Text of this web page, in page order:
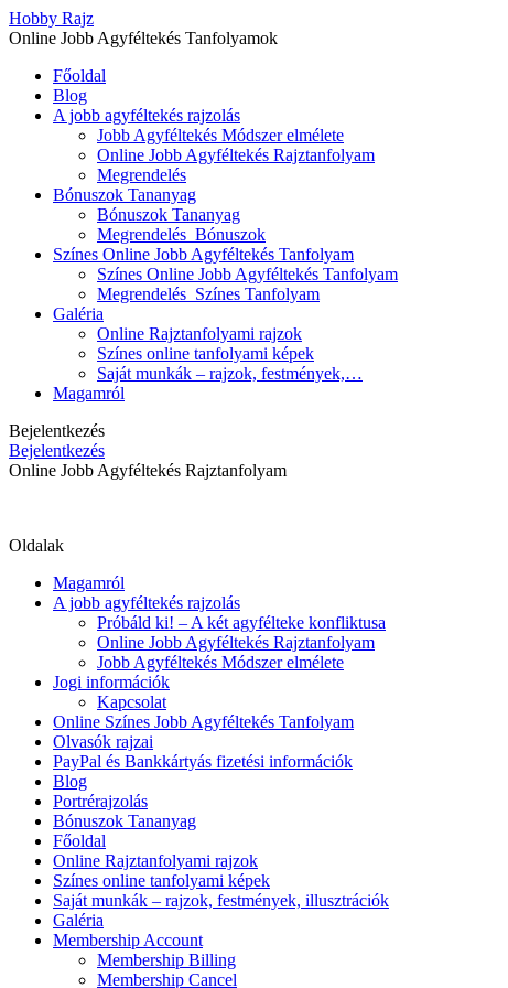
Hobby Rajz
Online Jobb Agyféltekés Tanfolyamok
Főoldal
Blog
A jobb agyféltekés rajzolás
Jobb Agyféltekés Módszer elmélete
Online Jobb Agyféltekés Rajztanfolyam
Megrendelés
Bónuszok Tananyag
Bónuszok Tananyag
Megrendelés_Bónuszok
Színes Online Jobb Agyféltekés Tanfolyam
Színes Online Jobb Agyféltekés Tanfolyam
Megrendelés_Színes Tanfolyam
Galéria
Online Rajztanfolyami rajzok
Színes online tanfolyami képek
Saját munkák – rajzok, festmények,…
Magamról
Bejelentkezés
Bejelentkezés
Online Jobb Agyféltekés Rajztanfolyam
Oldalak
Magamról
A jobb agyféltekés rajzolás
Próbáld ki! – A két agyfélteke konfliktusa
Online Jobb Agyféltekés Rajztanfolyam
Jobb Agyféltekés Módszer elmélete
Jogi információk
Kapcsolat
Online Színes Jobb Agyféltekés Tanfolyam
Olvasók rajzai
PayPal és Bankkártyás fizetési információk
Blog
Portrérajzolás
Bónuszok Tananyag
Főoldal
Online Rajztanfolyami rajzok
Színes online tanfolyami képek
Saját munkák – rajzok, festmények, illusztrációk
Galéria
Membership Account
Membership Billing
Membership Cancel